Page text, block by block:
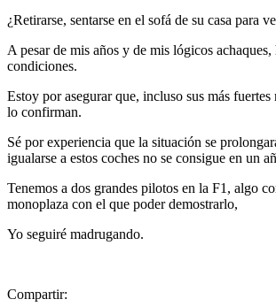
¿Retirarse, sentarse en el sofá de su casa
A pesar de mis años y de mis lógicos
condiciones.
Estoy por asegurar que, incluso sus más
lo confirman.
Sé por experiencia que la situación se
igualarse a estos coches no se consigue en un
Tenemos a dos grandes pilotos en la F1, algo
monoplaza con el que poder demostrarlo,
Yo seguiré madrugando.
Compartir: